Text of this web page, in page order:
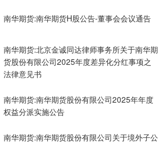
南华期货:南华期货H股公告-董事会会议通告
南华期货:北京金诚同达律师事务所关于南华期
货股份有限公司2025年度差异化分红事项之
法律意见书
南华期货:南华期货股份有限公司2025年年度
权益分派实施公告
南华期货:南华期货股份有限公司关于境外子公